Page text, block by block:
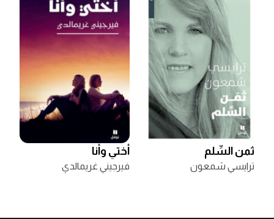
ثمن السِّلم
ترايسي شمعون
أختي وأنا
فيرجيني غريمالدي